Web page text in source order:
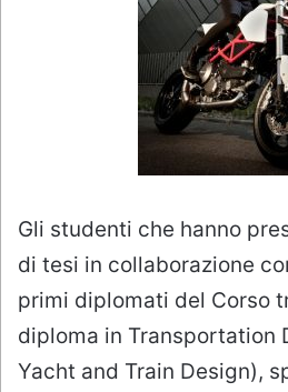
Gli studenti che hanno
di tesi in collaborazione
primi diplomati del Corso
diploma in Transportation
Yacht and Train Design),